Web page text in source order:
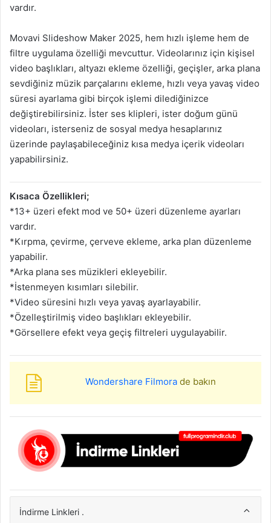
vardır.
Movavi Slideshow Maker 2025, hem hızlı işleme hem de
filtre uygulama özelliği mevcuttur. Videolarınız için kişisel
video başlıkları, altyazı ekleme özelliği, geçişler, arka plana
sevdiğiniz müzik parçalarını ekleme, hızlı veya yavaş video
süresi ayarlama gibi birçok işlemi dilediğinizce
değiştirebilirsiniz. İster ses klipleri, ister doğum günü
videoları, isterseniz de sosyal medya hesaplarınız
üzerinde paylaşabileceğiniz kısa medya içerik videoları
yapabilirsiniz.
Kısaca Özellikleri;
*13+ üzeri efekt mod ve 50+ üzeri düzenleme ayarları
vardır.
*Kırpma, çevirme, çerveve ekleme, arka plan düzenleme
yapabilir.
*Arka plana ses müzikleri ekleyebilir.
*İstenmeyen kısımları silebilir.
*Video süresini hızlı veya yavaş ayarlayabilir.
*Özelleştirilmiş video başlıkları ekleyebilir.
*Görsellere efekt veya geçiş filtreleri uygulayabilir.
Wondershare Filmora de bakın
İndirme Linkleri .